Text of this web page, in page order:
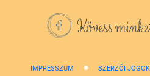
Kövess
IMPRESSZUM SZERZŐI JOGOK